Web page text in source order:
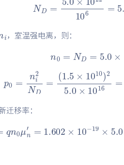
=5.0×1022106=
，室温强电离，则：
n0=N D= 5.0×
ND= (1.5 × 1010)25.0×
移率：
μn′=1.602× 10−19 × 5.0